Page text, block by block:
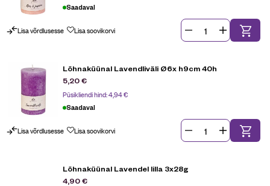
Saadaval
Lisa võrdlusesse Lisa soovikorvi
Lõhnaküünal Lavendliväli Ø6x h9cm 40h
5,20€
Püsikliendi hind:4,94€
Saadaval
Lisa võrdlusesse Lisa soovikorvi
Lõhnaküünal Lavendel lilla 3x28g
4,90€